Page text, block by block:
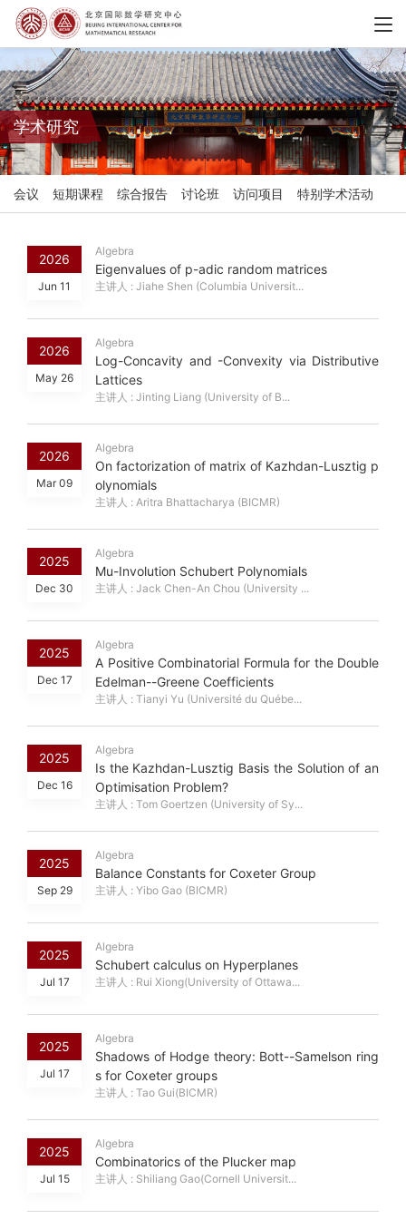
学术研究
会议 短期课程 综合报告 讨论班 访问项目 特别学术活动
2026
Jun 11
Algebra
Eigenvalues of p-adic random matrices
主讲人 : Jiahe Shen (Columbia Universit...
2026
May 26
Algebra
Log-Concavity and -Convexity via Distributive
Lattices
主讲人 : Jinting Liang (University of B...
2026
Mar 09
Algebra
On factorization of matrix of Kazhdan-Lusztig p
olynomials
主讲人 : Aritra Bhattacharya (BICMR)
2025
Dec 30
Algebra
Mu-Involution Schubert Polynomials
主讲人 : Jack Chen-An Chou (University ...
2025
Dec 17
Algebra
A Positive Combinatorial Formula for the Double
Edelman--Greene Coefficients
主讲人 : Tianyi Yu (Université du Québe...
2025
Dec 16
Algebra
Is the Kazhdan-Lusztig Basis the Solution of an
Optimisation Problem?
主讲人 : Tom Goertzen (University of Sy...
2025
Sep 29
Algebra
Balance Constants for Coxeter Group
主讲人 : Yibo Gao (BICMR)
2025
Jul 17
Algebra
Schubert calculus on Hyperplanes
主讲人 : Rui Xiong(University of Ottawa...
2025
Jul 17
Algebra
Shadows of Hodge theory: Bott--Samelson ring
s for Coxeter groups
主讲人 : Tao Gui(BICMR)
2025
Jul 15
Algebra
Combinatorics of the Plucker map
主讲人 : Shiliang Gao(Cornell Universit...